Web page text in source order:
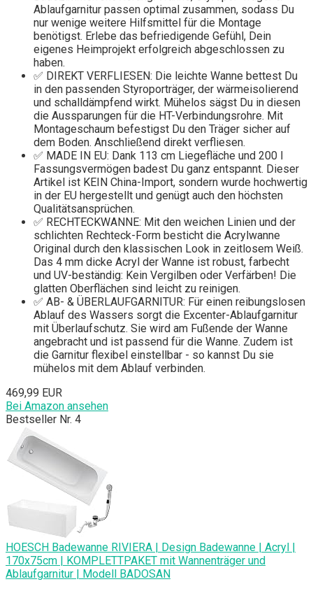
Ablaufgarnitur passen optimal zusammen, sodass Du
nur wenige weitere Hilfsmittel für die Montage
benötigst. Erlebe das befriedigende Gefühl, Dein
eigenes Heimprojekt erfolgreich abgeschlossen zu
haben.
✅ DIREKT VERFLIESEN: Die leichte Wanne bettest Du
in den passenden Styroporträger, der wärmeisolierend
und schalldämpfend wirkt. Mühelos sägst Du in diesen
die Aussparungen für die HT-Verbindungsrohre. Mit
Montageschaum befestigst Du den Träger sicher auf
dem Boden. Anschließend direkt verfliesen.
✅ MADE IN EU: Dank 113 cm Liegefläche und 200 l
Fassungsvermögen badest Du ganz entspannt. Dieser
Artikel ist KEIN China-Import, sondern wurde hochwertig
in der EU hergestellt und genügt auch den höchsten
Qualitätsansprüchen.
✅ RECHTECKWANNE: Mit den weichen Linien und der
schlichten Rechteck-Form besticht die Acrylwanne
Original durch den klassischen Look in zeitlosem Weiß.
Das 4 mm dicke Acryl der Wanne ist robust, farbecht
und UV-beständig: Kein Vergilben oder Verfärben! Die
glatten Oberflächen sind leicht zu reinigen.
✅ AB- & ÜBERLAUFGARNITUR: Für einen reibungslosen
Ablauf des Wassers sorgt die Excenter-Ablaufgarnitur
mit Überlaufschutz. Sie wird am Fußende der Wanne
angebracht und ist passend für die Wanne. Zudem ist
die Garnitur flexibel einstellbar - so kannst Du sie
mühelos mit dem Ablauf verbinden.
469,99 EUR
Bei Amazon ansehen
Bestseller Nr. 4
HOESCH Badewanne RIVIERA | Design Badewanne | Acryl |
170x75cm | KOMPLETTPAKET mit Wannenträger und
Ablaufgarnitur | Modell BADOSAN